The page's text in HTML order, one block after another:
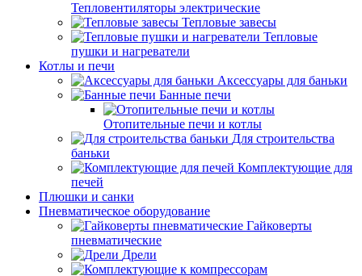
Тепловентиляторы электрические
Тепловые завесы
Тепловые
пушки и нагреватели
Котлы и печи
Аксессуары для баньки
Банные печи
Отопительные печи и котлы
Для строительства
баньки
Комплектующие для
печей
Плюшки и санки
Пневматическое оборудование
Гайковерты
пневматические
Дрели